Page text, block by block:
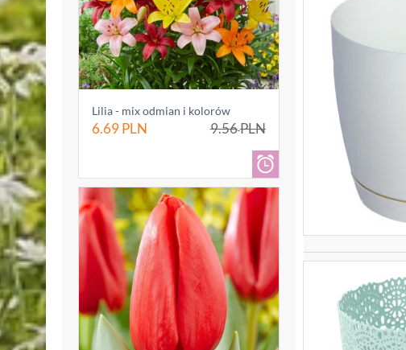
Lilia - mix odmian i kolorów
6.69PLN 9.56PLN